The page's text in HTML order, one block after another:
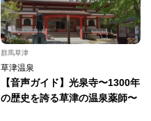
群馬草津
草津温泉
【音声ガイド】光泉寺〜1300年
の歴史を誇る草津の温泉薬師〜